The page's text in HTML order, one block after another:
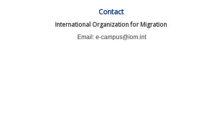
Contact
International Organization for Migration
Email: e-campus@iom.int